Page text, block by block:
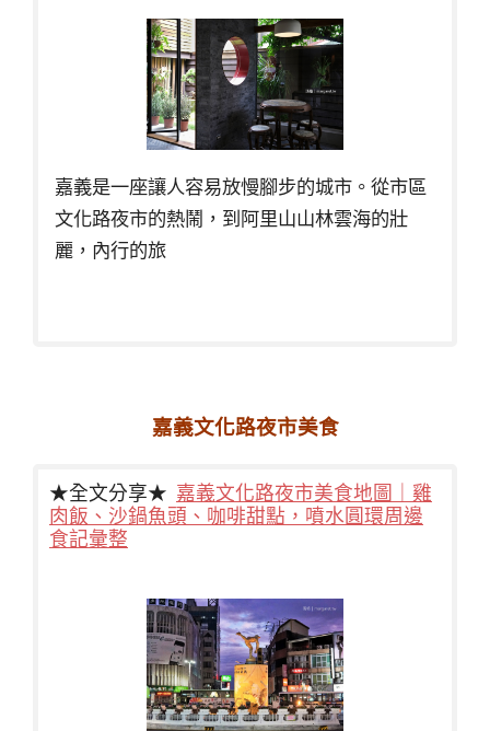
嘉義是一座讓人容易放慢腳步的城市。從市區
文化路夜市的熱鬧，到阿里山山林雲海的壯
麗，內行的旅
嘉義文化路夜市美食
★全文分享★ 嘉義文化路夜市美食地圖｜雞
肉飯、沙鍋魚頭、咖啡甜點，噴水圓環周邊
食記彙整